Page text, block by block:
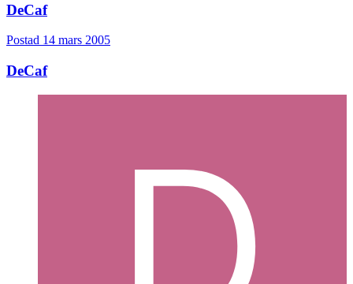
DeCaf
Postad 14 mars 2005
DeCaf